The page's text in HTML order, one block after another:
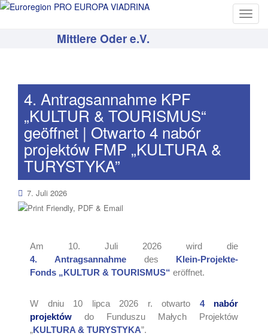
T
e
t
Mittlere Oder e.V.
4. Antragsannahme KPF
„KULTUR & TOURISMUS“
geöffnet | Otwarto 4 nabór
projektów FMP „KULTURA &
TURYSTYKA”
7. Juli 2026
Am 10. Juli 2026 wird die
4. Antragsannahme des Klein-Projekte-
Fonds „KULTUR & TOURISMUS“ eröffnet.
W dniu 10 lipca 2026 r. otwarto 4 nabór
projektów
do Funduszu Małych Projektów
„KULTURA & TURYSTYKA”.